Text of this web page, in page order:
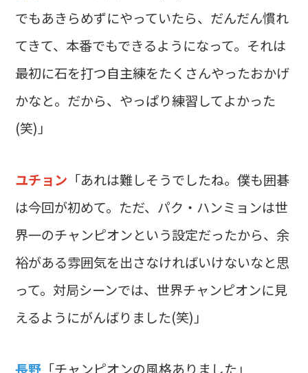
でもあきらめずにやっていたら、だんだん慣れ
てきて、本番でもできるようになって。それは
最初に石を打つ自主練をたくさんやったおかげ
かなと。だから、やっぱり練習してよかった
(笑)」
ユチョン 「あれは難しそうでしたね。僕も囲碁
は今回が初めて。ただ、パク・ハンミョンは世
界一のチャンピオンという設定だったから、余
裕がある雰囲気を出さなければいけないなと思
って。対局シーンでは、世界チャンピオンに見
えるようにがんばりました(笑)」
長野 「チャンピオンの風格ありました」